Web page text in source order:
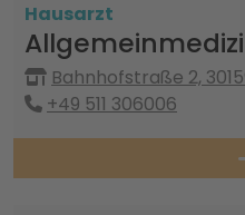
Hausarzt
Bahnhofstraße 2,
+49 511 306006